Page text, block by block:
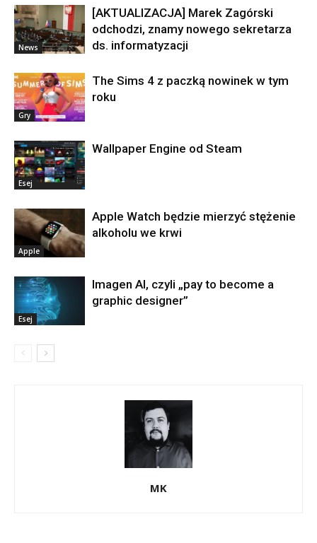
News
[AKTUALIZACJA] Marek Zagórski
odchodzi, znamy nowego sekretarza
ds. informatyzacji
Gry
The Sims 4 z paczką nowinek w tym
roku
Esej
Wallpaper Engine od Steam
Apple
Apple Watch będzie mierzyć stężenie
alkoholu we krwi
Esej
Imagen AI, czyli „pay to become a
graphic designer”
MK